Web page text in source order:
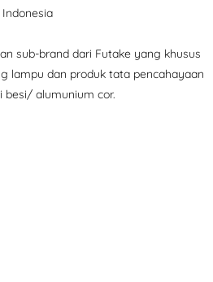
Indonesia
sub-brand dari Futake yang khusus
lampu dan produk tata pencahayaan
besi/ alumunium cor.